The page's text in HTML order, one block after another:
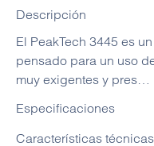
Descripción
El PeakTech 3445 es
pensado para un uso
muy exigentes y pres…
Especificaciones
Características técnicas